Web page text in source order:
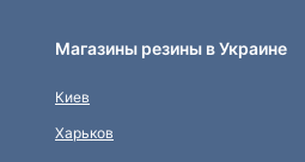
Магазины резины в Украине
Киев
Харьков